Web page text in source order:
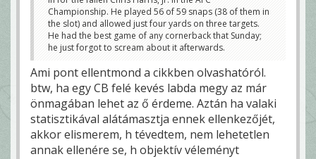
Championship. He played 56 of 59 snaps (38 of them in
the slot) and allowed just four yards on three targets.
He had the best game of any cornerback that Sunday;
he just forgot to scream about it afterwards.
Ami pont ellentmond a cikkben olvashatóról.
btw, ha egy CB felé kevés labda megy az már
önmagában lehet az ő érdeme. Aztán ha valaki
statisztikával alátámasztja ennek ellenkezőjét,
akkor elismerem, h tévedtem, nem lehetetlen
annak ellenére se, h objektív véleményt